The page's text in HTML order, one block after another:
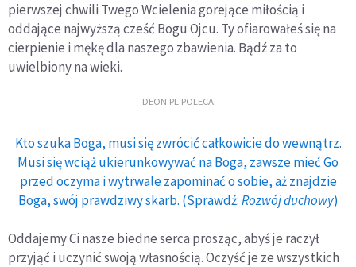
pierwszej chwili Twego Wcielenia gorejące miłością i
oddające najwyższą cześć Bogu Ojcu. Ty ofiarowałeś się na
cierpienie i mękę dla naszego zbawienia. Bądź za to
uwielbiony na wieki.
DEON.PL POLECA
Kto szuka Boga, musi się zwrócić całkowicie do wewnątrz.
Musi się wciąż ukierunkowywać na Boga, zawsze mieć Go
przed oczyma i wytrwale zapominać o sobie, aż znajdzie
Boga, swój prawdziwy skarb. (Sprawdź:Rozwój duchowy)
Oddajemy Ci nasze biedne serca prosząc, abyś je raczył
przyjąć i uczynić swoją własnością. Oczyść je ze wszystkich